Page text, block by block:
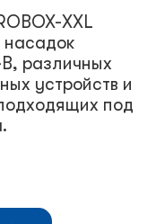
XXL
различных
устройств и
под